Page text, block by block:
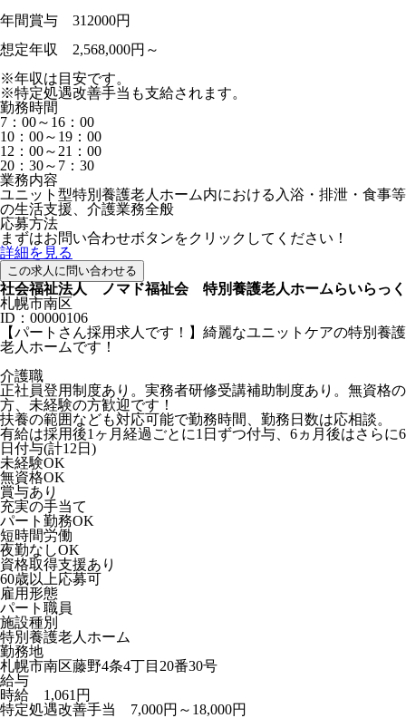
年間賞与 312000円
想定年収 2,568,000円～
※年収は目安です。
※特定処遇改善手当も支給されます。
勤務時間
7：00～16：00
10：00～19：00
12：00～21：00
20：30～7：30
業務内容
ユニット型特別養護老人ホーム内における入浴・排泄・食事等
の生活支援、介護業務全般
応募方法
まずはお問い合わせボタンをクリックしてください！
詳細を見る
この求人に問い合わせる
社会福祉法人 ノマド福祉会 特別養護老人ホームらいらっく
札幌市南区
ID：00000106
【パートさん採用求人です！】綺麗なユニットケアの特別養護
老人ホームです！
介護職
正社員登用制度あり。実務者研修受講補助制度あり。無資格の
方、未経験の方歓迎です！
扶養の範囲なども対応可能で勤務時間、勤務日数は応相談。
有給は採用後1ヶ月経過ごとに1日ずつ付与、6ヵ月後はさらに6
日付与(計12日)
未経験OK
無資格OK
賞与あり
充実の手当て
パート勤務OK
短時間労働
夜勤なしOK
資格取得支援あり
60歳以上応募可
雇用形態
パート職員
施設種別
特別養護老人ホーム
勤務地
札幌市南区藤野4条4丁目20番30号
給与
時給 1,061円
特定処遇改善手当 7,000円～18,000円